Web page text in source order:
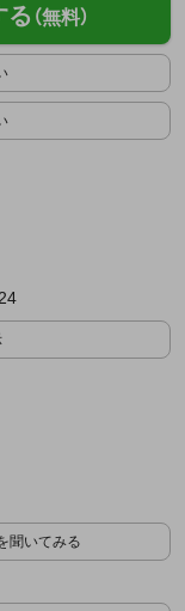
る （無料）
聞いてみる